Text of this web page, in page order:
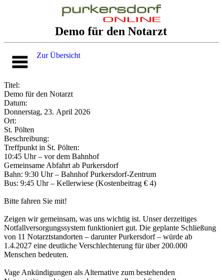
Demo für den Notarzt
Zur Übersicht
Titel:
Demo für den Notarzt
Datum:
Donnerstag, 23. April 2026
Ort:
St. Pölten
Beschreibung:
Treffpunkt in St. Pölten:
10:45 Uhr – vor dem Bahnhof
Gemeinsame Abfahrt ab Purkersdorf
Bahn: 9:30 Uhr – Bahnhof Purkersdorf-Zentrum
Bus: 9:45 Uhr – Kellerwiese (Kostenbeitrag € 4)
Bitte fahren Sie mit!
Zeigen wir gemeinsam, was uns wichtig ist. Unser derzeitiges
Notfallversorgungssystem funktioniert gut. Die geplante Schließung
von 11 Notarztstandorten – darunter Purkersdorf – würde ab
1.4.2027 eine deutliche Verschlechterung für über 200.000
Menschen bedeuten.
Vage Ankündigungen als Alternative zum bestehenden